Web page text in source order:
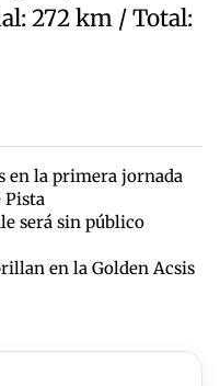
272 km / Total:
en la primera jornada
Pista
será sin público
en la Golden Acsis